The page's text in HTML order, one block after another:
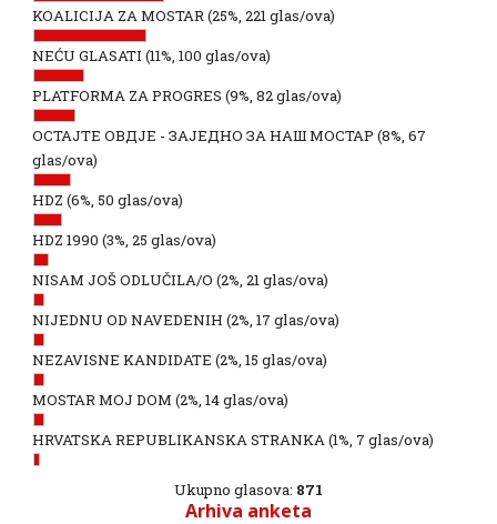
KOALICIJA ZA MOSTAR(25%, 221 glas/ova)
NEĆU GLASATI (11%, 100 glas/ova)
PLATFORMA ZA PROGRES (9%, 82 glas/ova)
ОСТАЈТЕ ОВДЈЕ - ЗАЈЕДНО ЗА НАШ МОСТАР (8%, 67
glas/ova)
HDZ (6%, 50 glas/ova)
HDZ 1990 (3%, 25 glas/ova)
NISAM JOŠ ODLUČILA/O (2%, 21 glas/ova)
NIJEDNU OD NAVEDENIH (2%, 17 glas/ova)
NEZAVISNE KANDIDATE (2%, 15 glas/ova)
MOSTAR MOJ DOM (2%, 14 glas/ova)
HRVATSKA REPUBLIKANSKA STRANKA(1%, 7 glas/ova)
Ukupno glasova: 871
Arhiva anketa